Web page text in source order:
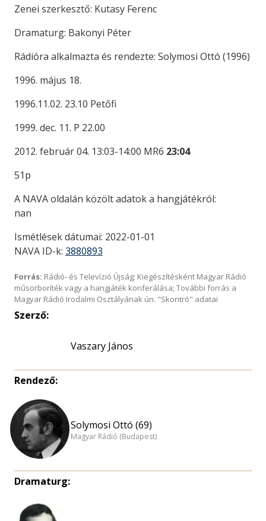
Zenei szerkesztő: Kutasy Ferenc
Dramaturg: Bakonyi Péter
Rádióra alkalmazta és rendezte: Solymosi Ottó (1996)
1996. május 18.
1996.11.02. 23.10 Petőfi
1999. dec. 11. P 22.00
2012. február 04. 13:03-14:00 MR6 23:04
51p
A NAVA oldalán közölt adatok a hangjátékról:
nan
Ismétlések dátumai: 2022-01-01
NAVA ID-k: 3880893
Forrás: Rádió- és Televízió Újság; Kiegészítésként Magyar Rádió
műsorboríték vagy a hangjáték konferálása; További forrás a
Magyar Rádió Irodalmi Osztályának ún. "Skontró" adatai
Szerző:
Vaszary János
Rendező:
Solymosi Ottó (69)
Magyar Rádió (Budapest)
Dramaturg: